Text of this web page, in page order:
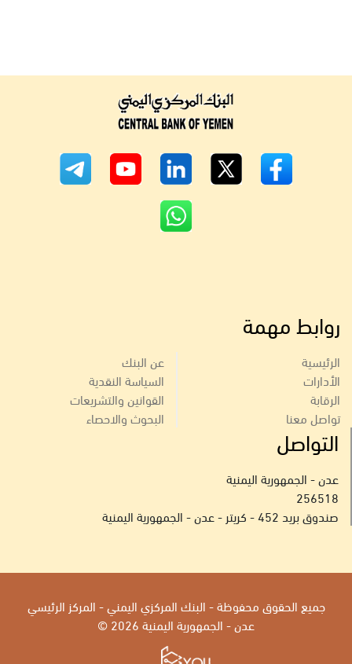
روابط مهمة
الرئيسية
الأدارات
الرقابة
تواصل معنا
عن البنك
السياسة النقدية
القوانين والتشريعات
البحوث والاحصاء
التواصل
عدن - الجمهورية اليمنية
256518
صندوق بريد 452 - كريتر - عدن - الجمهورية اليمنية
جميع الحقوق محفوظة - البنك المركزي اليمني - المركز الرئيسي
عدن - الجمهورية اليمنية 2026 ©